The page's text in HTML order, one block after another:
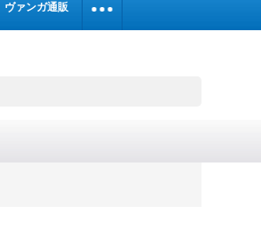
ヴァンガ通販